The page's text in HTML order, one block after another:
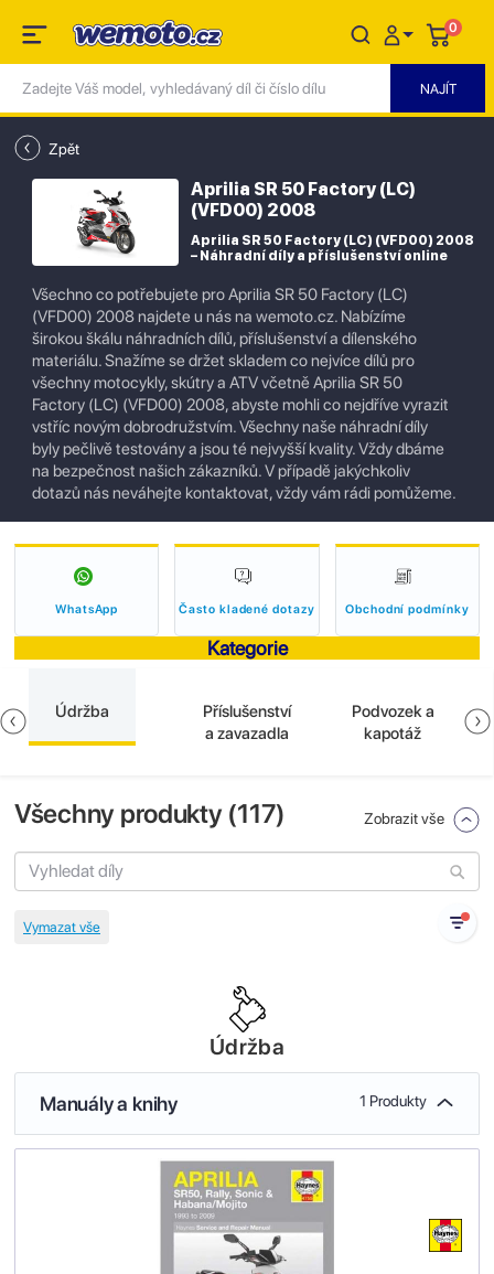
0
Zpět
Aprilia SR 50 Factory (LC)
(VFD00) 2008
Aprilia SR 50 Factory (LC) (VFD00) 2008
– Náhradní díly a příslušenství online
Všechno co potřebujete pro Aprilia SR 50 Factory (LC)
(VFD00) 2008 najdete u nás na wemoto.cz. Nabízíme
širokou škálu náhradních dílů, příslušenství a dílenského
materiálu. Snažíme se držet skladem co nejvíce dílů pro
všechny motocykly, skútry a ATV včetně Aprilia SR 50
Factory (LC) (VFD00) 2008, abyste mohli co nejdříve vyrazit
vstříc novým dobrodružstvím. Všechny naše náhradní díly
byly pečlivě testovány a jsou té nejvyšší kvality. Vždy dbáme
na bezpečnost našich zákazníků. V případě jakýchkoliv
dotazů nás neváhejte kontaktovat, vždy vám rádi pomůžeme.
WhatsApp Často kladené dotazy Obchodní podmínky
Kategorie
Údržba
Příslušenství
a zavazadla
Podvozek a
kapotáž
Všechny produkty (117) Zobrazit vše
Údržba
Manuály a knihy 1 Produkty